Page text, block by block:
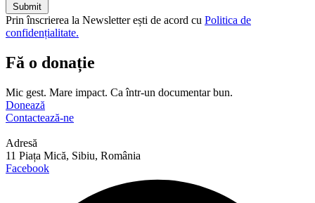
Submit
Prin înscrierea la Newsletter ești de acord cu Politica de
confidențialitate.
Fă o donație
Mic gest. Mare impact. Ca într-un documentar bun.
Donează
Contactează-ne
Adresă
11 Piața Mică, Sibiu, România
Facebook